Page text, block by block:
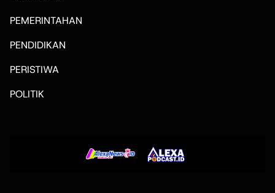
PEMERINTAHAN
PENDIDIKAN
PERISTIWA
POLITIK